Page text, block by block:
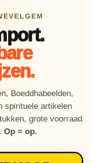
Boeddhabeelden,
spirituele artikelen
grote voorraad
Op = op.